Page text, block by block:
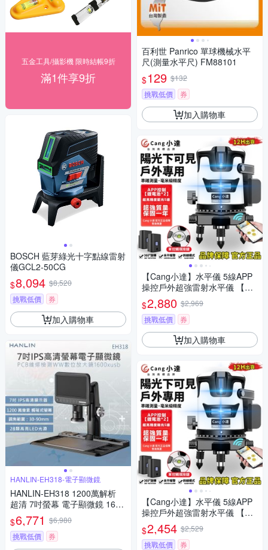
五金工具/攝影機 限時結帳9折
滿1件享9折
BOSCH 藍芽綠光十字點線雷射
儀GCL2-50CG
$8,094 $8,520
挑戰低價
券
加入購物車
HANLIN-EH318-電子顯微鏡
HANLIN-EH318 1200萬解析
超清 7吋螢幕 電子顯微鏡 1600
倍 放大 3024P 晶片檢查 鏡維
修手機 電路板 鐘錶鑑定 錢幣鑑
定 精密物件檢測 放大
$6,771 $6,980
挑戰低價
券
百利世 Panrico 單球機械水平
尺(測量水平尺) FM88101
$129 $132
挑戰低價
券
加入購物車
【Cang小達】水平儀 5線APP
操控戶外超強雷射水平儀 【藍
光 隨意開關線條】LED電量顯
示自動調平打斜線
$2,880 $2,969
挑戰低價
券
加入購物車
【Cang小達】水平儀 5線APP
操控戶外超強雷射水平儀 【綠
光 隨意開關線條】LED電量顯
示自動調平打斜線
$2,454 $2,529
挑戰低價
券